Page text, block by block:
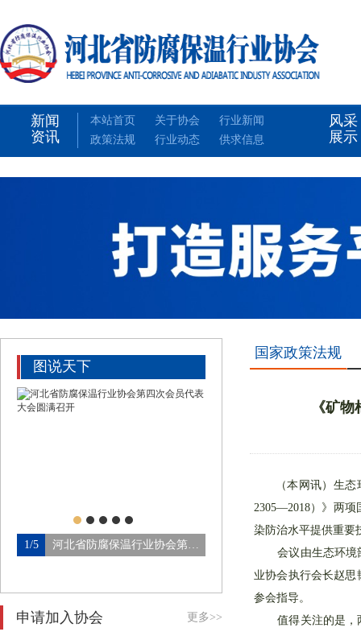
新闻
资讯
本站首页 关于协会
行业新闻
政策法规
行业动态 供求信息
风采
展示
图说天下
1/5 河北省防腐保温行业协会第四…
申请加入协会 更多>>
国家政策法规
《矿
（本网讯）生态环
2305—2018）》两项
染防治水平提供重要
会议由生态环境部
业协会执行会长赵
参会指导。
值得关注的是，两